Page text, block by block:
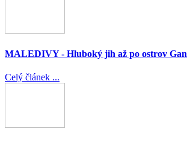
MALEDIVY - Hluboký jih až po ostrov Gan
Celý článek ...